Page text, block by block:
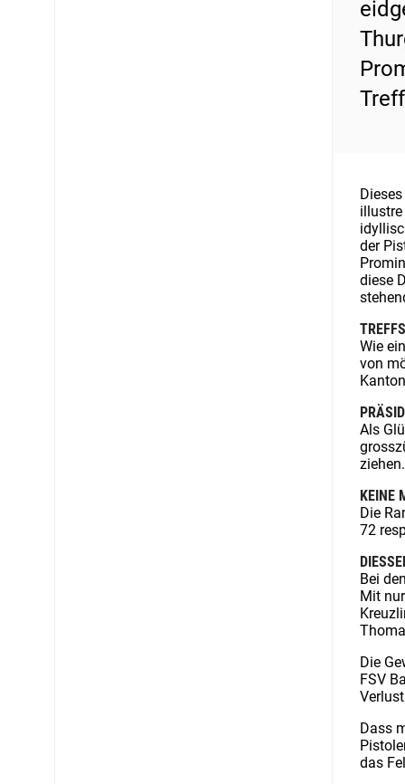
der
diese
Wie
von
Als
ziehen.
KEINE
Die
72
Bei
Mit
Die
FSV
Dass
das